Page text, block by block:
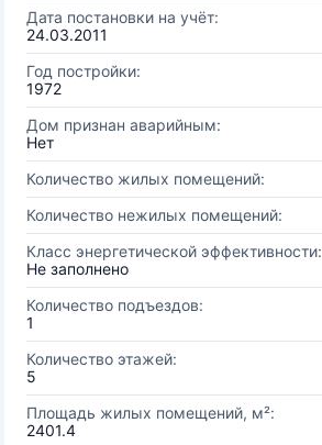
Дата постановки на учёт:
24.03.2011
Год постройки:
1972
Дом признан аварийным:
Нет
Количество жилых помещений:
Количество нежилых помещений:
Класс энергетической эффективности:
Не заполнено
Количество подъездов:
1
Количество этажей:
5
Площадь жилых помещений, м²:
2401.4